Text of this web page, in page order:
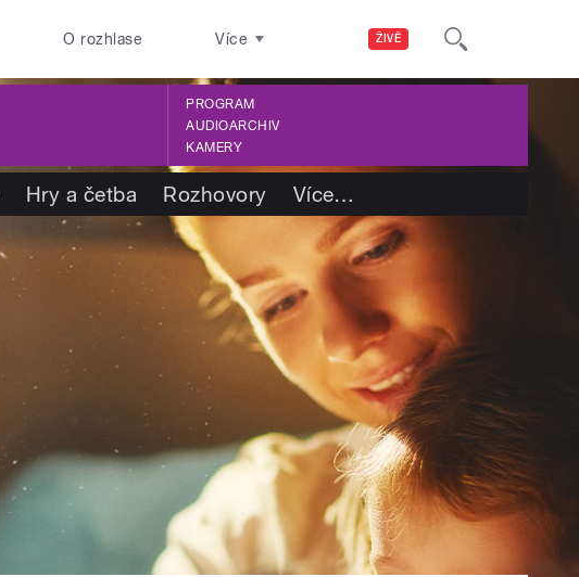
ŽIVĚ
O rozhlase Více
PROGRAM
AUDIOARCHIV
KAMERY
Hry a četba Rozhovory Více…